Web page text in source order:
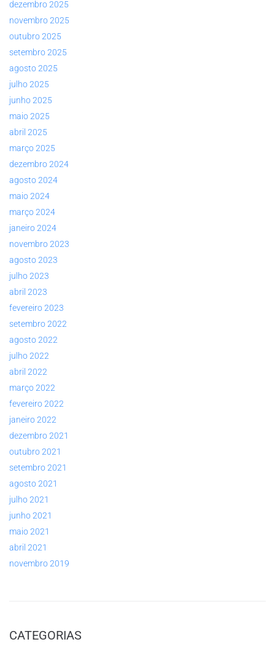
dezembro 2025
novembro 2025
outubro 2025
setembro 2025
agosto 2025
julho 2025
junho 2025
maio 2025
abril 2025
março 2025
dezembro 2024
agosto 2024
maio 2024
março 2024
janeiro 2024
novembro 2023
agosto 2023
julho 2023
abril 2023
fevereiro 2023
setembro 2022
agosto 2022
julho 2022
abril 2022
março 2022
fevereiro 2022
janeiro 2022
dezembro 2021
outubro 2021
setembro 2021
agosto 2021
julho 2021
junho 2021
maio 2021
abril 2021
novembro 2019
CATEGORIAS